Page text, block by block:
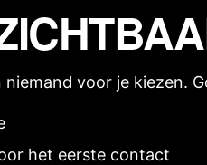
voor je kiezen.
het eerste contact